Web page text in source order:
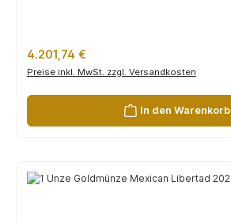
Regulärer Preis:
4.201,74 €
Preise inkl. MwSt. zzgl. Versandkosten
In den Warenkorb